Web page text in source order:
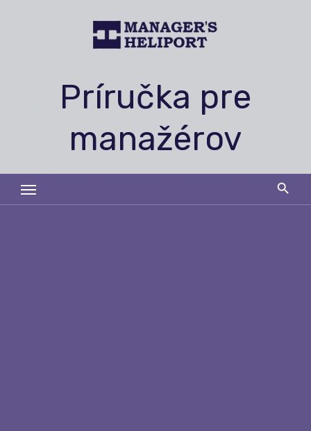
Príručka pre
manažérov